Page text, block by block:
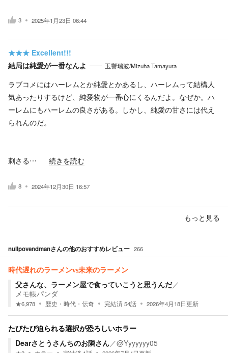
3 2025年1月23日 06:44
★★★ Excellent!!!
結局は純愛が一番なんよ
玉響瑞波/Mizuha Tamayura
ラブコメにはハーレムとか純愛とかあるし、ハーレムって結構人
気あったりするけど、純愛物が一番心にくるんだよ。なぜか。ハ
ーレムにもハーレムの良さがある。しかし、純愛の甘さには代え
られんのだ。
刺さる… 続きを読む
8 2024年12月30日 16:57
もっと見る
nullpovendmanさんの他のおすすめレビュー 266
時代遅れのラーメンvs未来のラーメン
父さんな、ラーメン屋で食っていこうと思うんだ／
メモ帳パンダ
★6,978 歴史・時代・伝奇 完結済54話 2026年4月18日更新
たびたび迫られる選択が恐ろしいホラー
Dearさとうさんちのお隣さん／@Yyyyyyy05